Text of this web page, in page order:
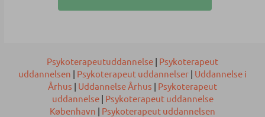
Psykoterapeutuddannelse
Psykoterapeut
uddannelsen
Psykoterapeut uddannelser
Uddannelse i
Århus
Uddannelse Århus
Psykoterapeut
uddannelse| Psykoterapeut uddannelse
København
Psykoterapeut uddannelsen